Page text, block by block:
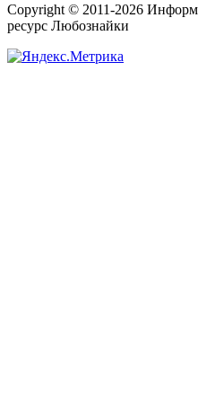
Copyright © 2011-2026
ресурс Любознайки